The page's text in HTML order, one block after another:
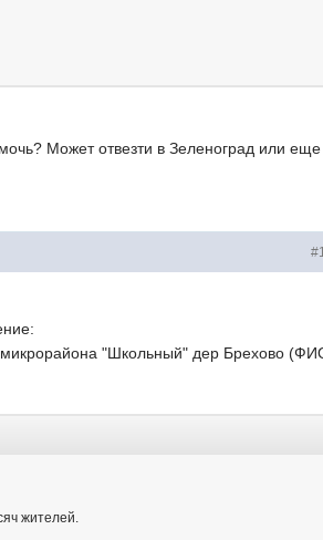
Может отвезти в Зеленоград или еще
микрорайона "Школьный" дер Брехово
жителей.